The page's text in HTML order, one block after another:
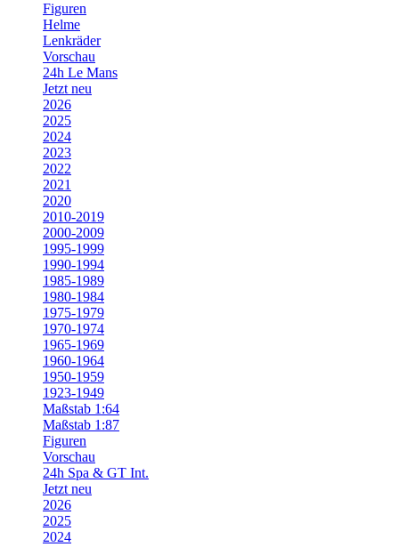
Figuren
Helme
Lenkräder
Vorschau
24h Le Mans
Jetzt neu
2026
2025
2024
2023
2022
2021
2020
2010-2019
2000-2009
1995-1999
1990-1994
1985-1989
1980-1984
1975-1979
1970-1974
1965-1969
1960-1964
1950-1959
1923-1949
Maßstab 1:64
Maßstab 1:87
Figuren
Vorschau
24h Spa & GT Int.
Jetzt neu
2026
2025
2024